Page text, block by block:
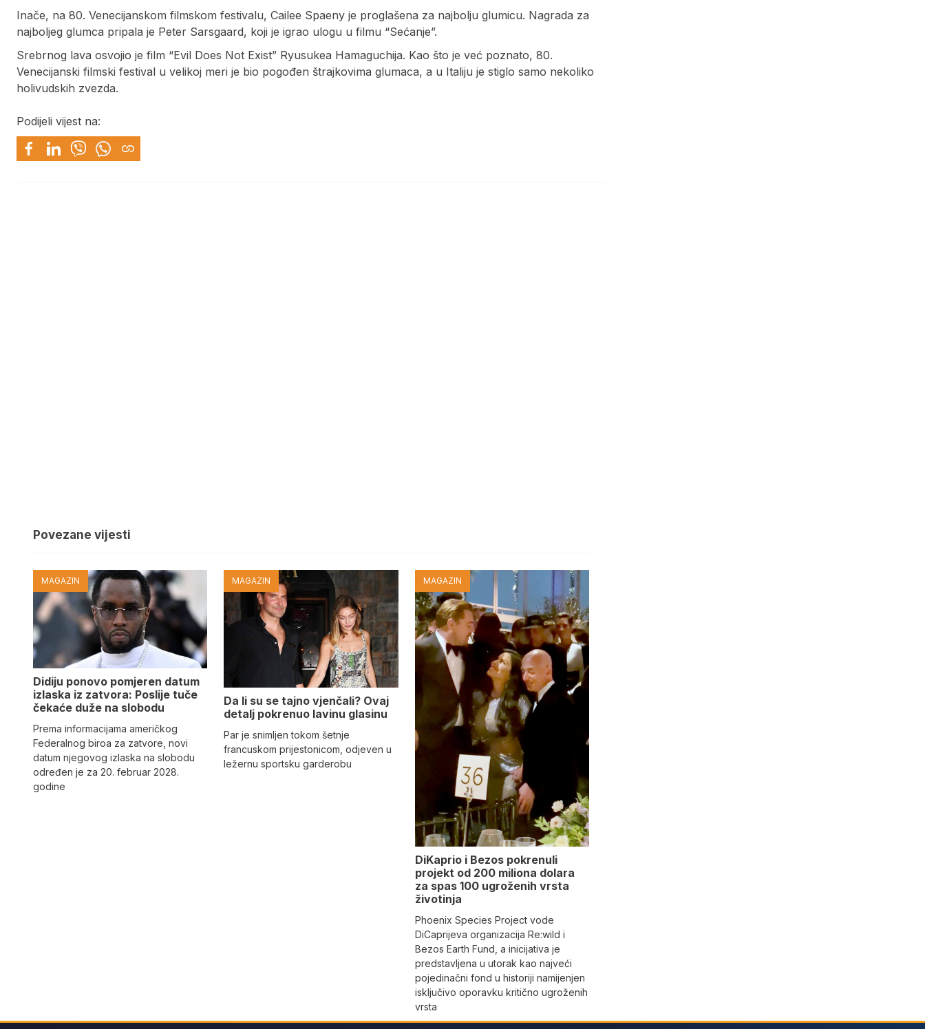
Inače, na 80. Venecijanskom filmskom festivalu, Cailee Spaeny je proglašena za najbolju glumicu. Nagrada za
najboljeg glumca pripala je Peter Sarsgaard, koji je igrao ulogu u filmu “Sećanje”.
Srebrnog lava osvojio je film “Evil Does Not Exist” Ryusukea Hamaguchija. Kao što je već poznato, 80.
Venecijanski filmski festival u velikoj meri je bio pogođen štrajkovima glumaca, a u Italiju je stiglo samo nekoliko
holivudskih zvezda.
Podijeli vijest na:
Povezane vijesti
MAGAZIN
Didiju ponovo pomjeren datum
izlaska iz zatvora: Poslije tuče
čekaće duže na slobodu
Prema informacijama američkog
Federalnog biroa za zatvore, novi
datum njegovog izlaska na slobodu
određen je za 20. februar 2028.
godine
MAGAZIN
Da li su se tajno vjenčali? Ovaj
detalj pokrenuo lavinu glasinu
Par je snimljen tokom šetnje
francuskom prijestonicom, odjeven u
ležernu sportsku garderobu
MAGAZIN
DiKaprio i Bezos pokrenuli
projekt od 200 miliona dolara
za spas 100 ugroženih vrsta
životinja
Phoenix Species Project vode
DiCaprijeva organizacija Re:wild i
Bezos Earth Fund, a inicijativa je
predstavljena u utorak kao najveći
pojedinačni fond u historiji namijenjen
isključivo oporavku kritično ugroženih
vrsta